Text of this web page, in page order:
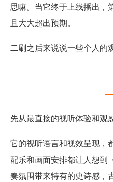
思嘛。当它终于上线播出，
且大大超出预期。
二刷之后来说说一些个人的
先从最直接的视听体验和观
它的视听语言和视效呈现，
配乐和画面安排都让人想到
奏氛围带来特有的史诗感，